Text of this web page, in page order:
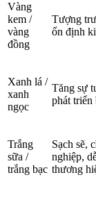
Vàng
kem /
vàng
đồng
Tượng
ổn định
Xanh lá /
xanh
ngọc
Tăng sự
phát triển
Trắng
sữa /
trắng bạc
Sạch sẽ,
nghiệp,
thương